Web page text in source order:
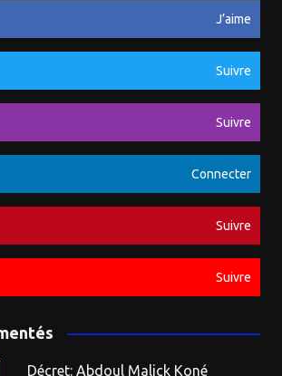
J’aime
Suivre
Suivre
Connecter
Suivre
Suivre
Décret: Abdoul Malick Koné